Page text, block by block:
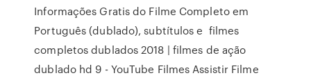
Informações Gratis do Filme Completo em
Português (dublado), subtítulos e filmes
completos dublados 2018 | filmes de ação
dublado hd 9 - YouTube Filmes Assistir Filme